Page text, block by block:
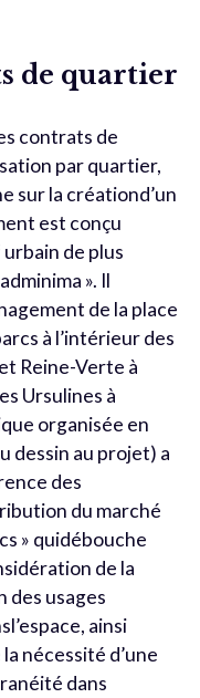
de quartier
contrats de
par quartier,
sur la créationd’un
est conçu
de plus
». Il
de la place
à l’intérieur des
Reine-Verte à
Ursulines à
organisée en
dessin au projet) a
des
du marché
» quidébouche
de la
des usages
ainsi
nécessité d’une
dans